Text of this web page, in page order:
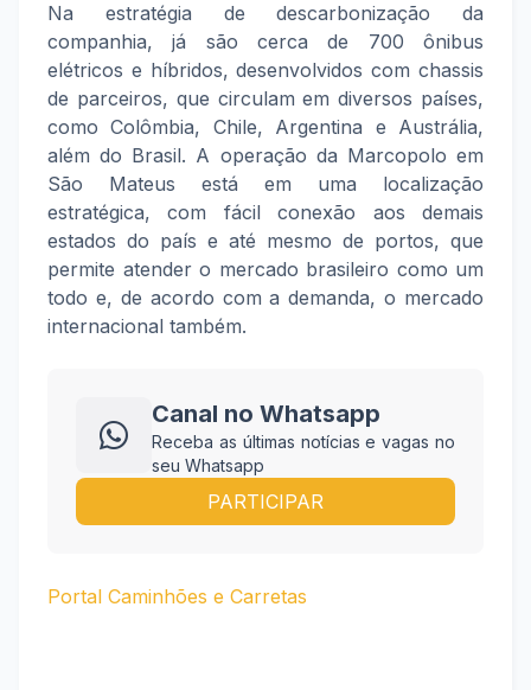
Na estratégia de descarbonização da
companhia, já são cerca de 700 ônibus
elétricos e híbridos, desenvolvidos com chassis
de parceiros, que circulam em diversos países,
como Colômbia, Chile, Argentina e Austrália,
além do Brasil. A operação da Marcopolo em
São Mateus está em uma localização
estratégica, com fácil conexão aos demais
estados do país e até mesmo de portos, que
permite atender o mercado brasileiro como um
todo e, de acordo com a demanda, o mercado
internacional também.
Canal no Whatsapp
Receba as últimas notícias e vagas no
seu Whatsapp
PARTICIPAR
Portal Caminhões e Carretas